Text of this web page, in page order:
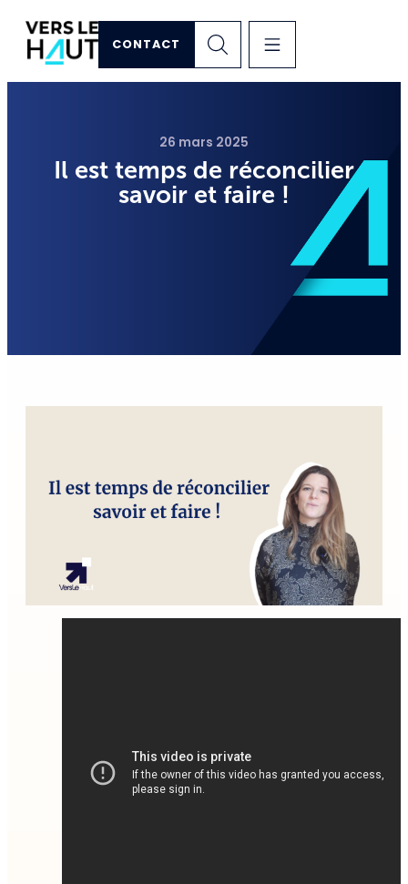
CONTACT
26 mars 2025
Il est temps de réconcilier
savoir et faire !